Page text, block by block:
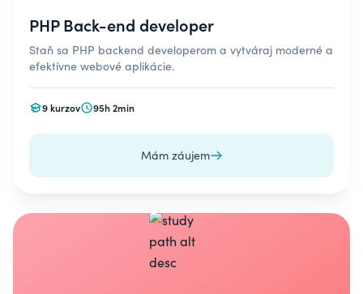
PHP Back-end developer
Staň sa PHP backend developerom a vytváraj moderné a
efektívne webové aplikácie.
9 kurzov 95h 2min
Mám záujem